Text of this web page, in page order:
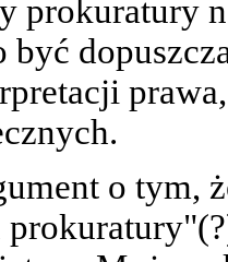
prokuratury
o tym,